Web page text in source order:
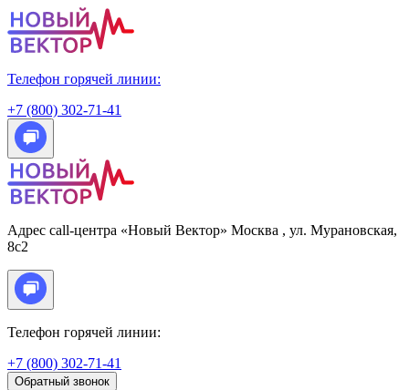
Телефон горячей линии:
+7 (800) 302-71-41
Адрес call-центра «Новый Вектор» Москва , ул. Мурановская,
8с2
Телефон горячей линии:
+7 (800) 302-71-41
Обратный звонок